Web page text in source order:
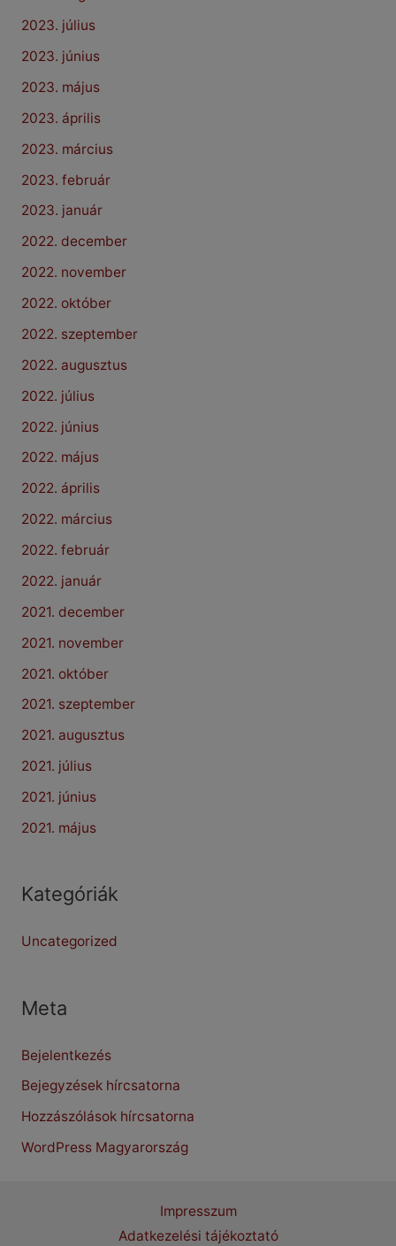
2023. július
2023. június
2023. május
2023. április
2023. március
2023. február
2023. január
2022. december
2022. november
2022. október
2022. szeptember
2022. augusztus
2022. július
2022. június
2022. május
2022. április
2022. március
2022. február
2022. január
2021. december
2021. november
2021. október
2021. szeptember
2021. augusztus
2021. július
2021. június
2021. május
Kategóriák
Uncategorized
Meta
Bejelentkezés
Bejegyzések hírcsatorna
Hozzászólások hírcsatorna
WordPress Magyarország
Impresszum
Adatkezelési tájékoztató